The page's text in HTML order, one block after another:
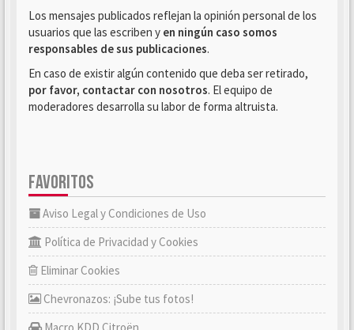
Los mensajes publicados reflejan la opinión personal de los
usuarios que las escriben y en ningún caso somos
responsables de sus publicaciones.
En caso de existir algún contenido que deba ser retirado,
por favor, contactar con nosotros. El equipo de
moderadores desarrolla su labor de forma altruista.
FAVORITOS
Aviso Legal y Condiciones de Uso
Política de Privacidad y Cookies
Eliminar Cookies
Chevronazos: ¡Sube tus fotos!